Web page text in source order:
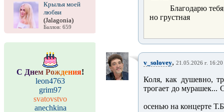
Крылья моей
любви
(Jalagonia)
Баллов: 659
С Днем Рождения!
leon4763
grim97
svatovstvo
anechkina
Благодарю
но грустная
v_solovey, 21.05.2026 г. 16:20
Коля, как душевно,
трогает до мурашек...
осенью на концерте